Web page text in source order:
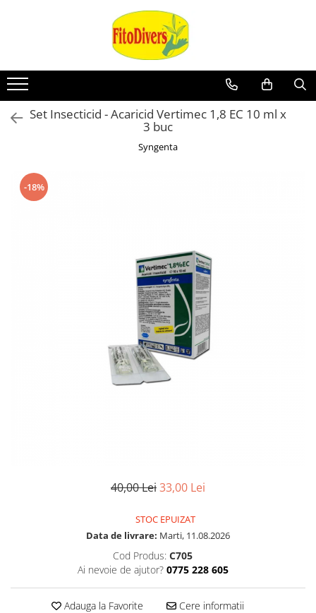
Set Insecticid - Acaricid Vertimec 1,8 EC 10 ml x
3 buc
Syngenta
-18%
40,00 Lei33,00 Lei
STOC EPUIZAT
Data de livrare: Marti, 11.08.2026
Cod Produs: C705
Ai nevoie de ajutor? 0775 228 605
Adauga la Favorite Cere informatii